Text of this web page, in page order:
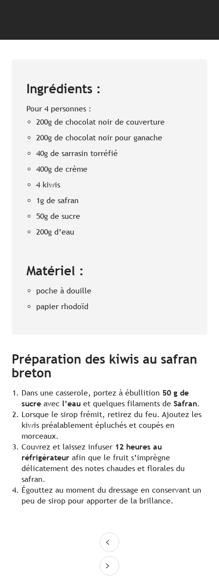
Ingrédients :
Pour 4 personnes :
200g de chocolat noir de couverture
200g de chocolat noir pour ganache
40g de sarrasin torréfié
400g de crème
4 kiwis
1g de safran
50g de sucre
200g d’eau
Matériel :
poche à douille
papier rhodoïd
Préparation des kiwis au safran
breton
Dans une casserole, portez à ébullition 50 g de
sucre avec l’eau et quelques filaments de Safran.
Lorsque le sirop frémit, retirez du feu. Ajoutez les
kiwis préalablement épluchés et coupés en
morceaux.
Couvrez et laissez infuser 12 heures au
réfrigérateur afin que le fruit s’imprègne
délicatement des notes chaudes et florales du
safran.
Égouttez au moment du dressage en conservant un
peu de sirop pour apporter de la brillance.